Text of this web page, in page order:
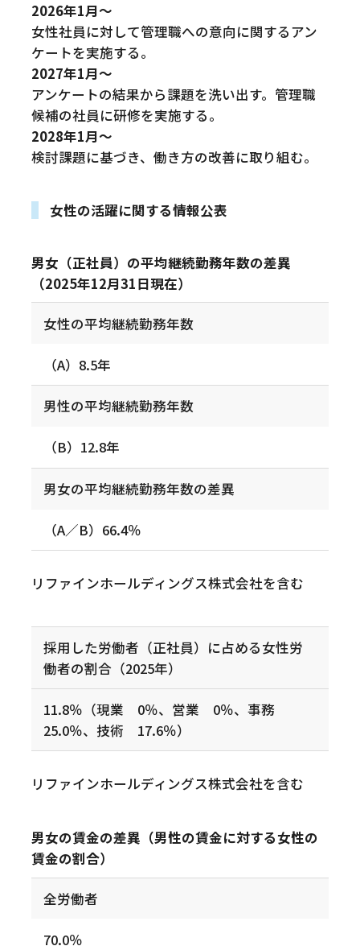
2026年1月～
女性社員に対して管理職への意向に関するアン
ケートを実施する。
2027年1月～
アンケートの結果から課題を洗い出す。管理職
候補の社員に研修を実施する。
2028年1月～
検討課題に基づき、働き方の改善に取り組む。
女性の活躍に関する情報公表
男女（正社員）の平均継続勤務年数の差異
（2025年12月31日現在）
女性の平均継続勤務年数
（A）8.5年
男性の平均継続勤務年数
（B）12.8年
男女の平均継続勤務年数の差異
（A／B）66.4％
リファインホールディングス株式会社を含む
採用した労働者（正社員）に占める女性労
働者の割合（2025年）
11.8％（現業 0％、営業 0％、事務
25.0％、技術 17.6％）
リファインホールディングス株式会社を含む
男女の賃金の差異（男性の賃金に対する女性の
賃金の割合）
全労働者
70.0％